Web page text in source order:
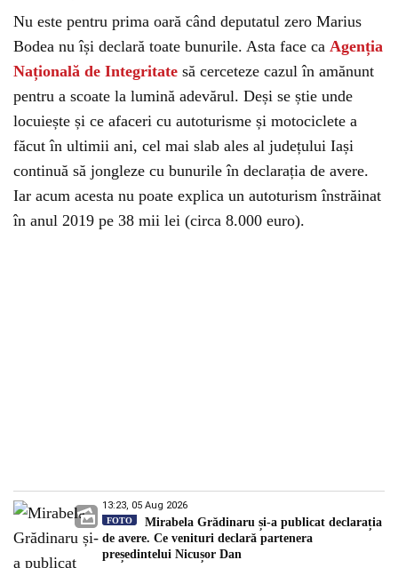
Nu este pentru prima oară când deputatul zero Marius
Bodea nu își declară toate bunurile. Asta face ca Agenția
Națională de Integritate să cerceteze cazul în amănunt
pentru a scoate la lumină adevărul. Deși se știe unde
locuiește și ce afaceri cu autoturisme și motociclete a
făcut în ultimii ani, cel mai slab ales al județului Iași
continuă să jongleze cu bunurile în declarația de avere.
Iar acum acesta nu poate explica un autoturism înstrăinat
în anul 2019 pe 38 mii lei (circa 8.000 euro).
13:23, 05 Aug 2026
FOTO
Mirabela Grădinaru și-a publicat declarația
de avere. Ce venituri declară partenera
președintelui Nicușor Dan